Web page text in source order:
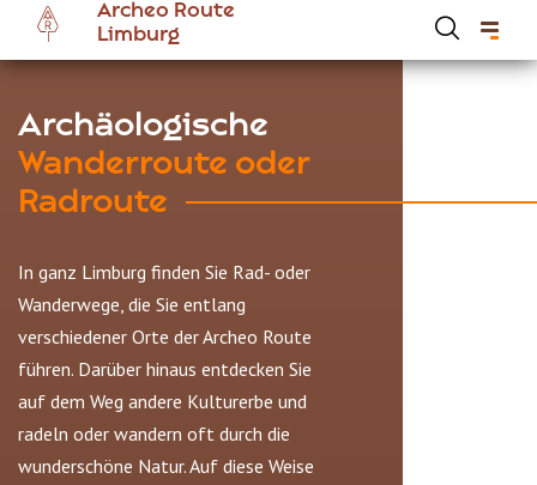
content
Archeo Route
Limburg
Archäologische
Wanderroute oder
Radroute
In ganz Limburg finden Sie Rad- oder
Wanderwege, die Sie entlang
verschiedener Orte der Archeo Route
führen. Darüber hinaus entdecken Sie
auf dem Weg andere Kulturerbe und
radeln oder wandern oft durch die
wunderschöne Natur. Auf diese Weise